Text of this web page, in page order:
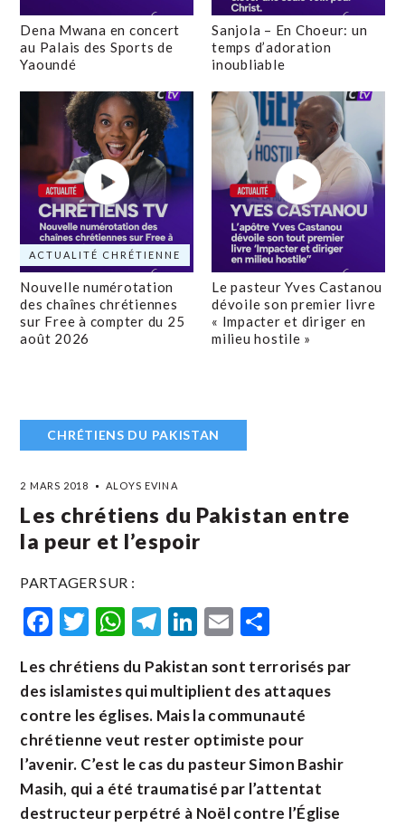
Dena Mwana en concert
au Palais des Sports de
Yaoundé
Sanjola – En Choeur: un
temps d’adoration
inoubliable
ACTUALITÉ CHRÉTIENNE
Nouvelle numérotation
des chaînes chrétiennes
sur Free à compter du 25
août 2026
Le pasteur Yves Castanou
dévoile son premier livre
« Impacter et diriger en
milieu hostile »
CHRÉTIENS DU PAKISTAN
2 MARS 2018 ALOYS EVINA
Les chrétiens du Pakistan entre
la peur et l’espoir
PARTAGER SUR :
Facebook
Twitter
WhatsApp
Telegram
LinkedIn
Email
Les chrétiens du Pakistan sont terrorisés par
des islamistes qui multiplient des attaques
contre les églises. Mais la communauté
chrétienne veut rester optimiste pour
l’avenir. C’est le cas du pasteur Simon Bashir
Masih, qui a été traumatisé par l’attentat
destructeur perpétré à Noël contre l’Église